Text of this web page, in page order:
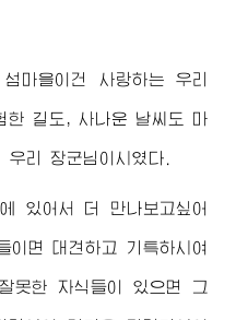
마을이건 사랑하는 우리
한 길도, 사나운 날씨도 마
우리 장군님 이시였다.
있어서 더 만나보고싶어
이면 대견하고 기특하시여
못한 자식들이 있으면 그